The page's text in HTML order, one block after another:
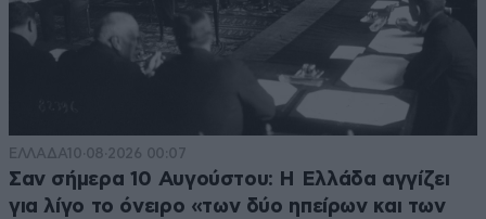
ΕΛΛΑΔΑ10·08·2026 00:07
Σαν σήμερα 10 Αυγούστου: Η Ελλάδα αγγίζει
για λίγο το όνειρο «των δύο ηπείρων και των